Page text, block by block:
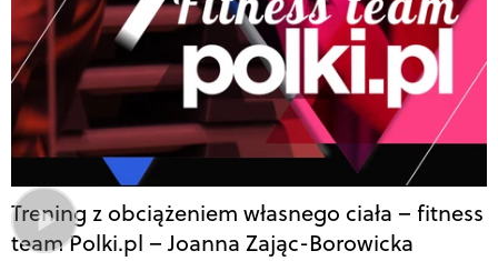
Trening z obciążeniem własnego ciała – fitness
team Polki.pl – Joanna Zając-Borowicka